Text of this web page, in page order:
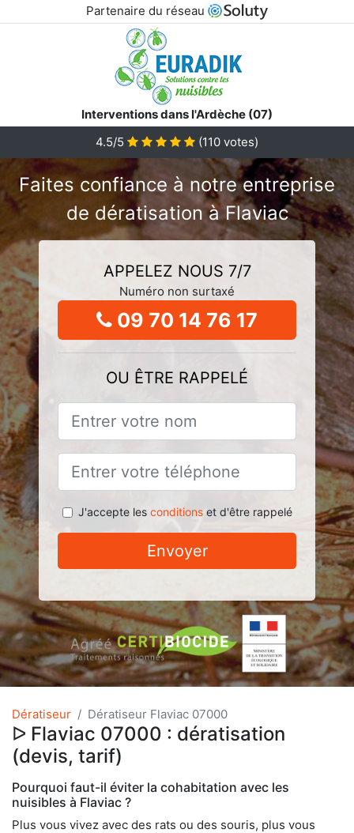
Partenaire du réseau
Interventions dans l'Ardèche (07)
4.5/5
(110 votes)
Faites confiance à notre entreprise
de dératisation à Flaviac
APPELEZ NOUS 7/7
Numéro non surtaxé
09 70 14 76 17
OU ÊTRE RAPPELÉ
J'accepte les conditionset d'être rappelé
Envoyer
Dératiseur Dératiseur Flaviac 07000
ᐅ Flaviac 07000 : dératisation
(devis, tarif)
Pourquoi faut-il éviter la cohabitation avec les
nuisibles à Flaviac ?
Plus vous vivez avec des rats ou des souris, plus vous